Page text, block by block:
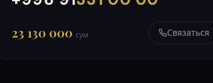
000
999
23 130 000 сум Связаться